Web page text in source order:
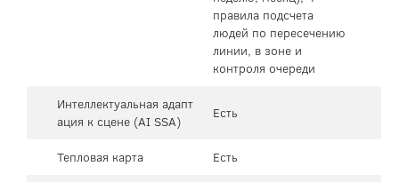
правила подсчета
людей по пересечению
линии, в зоне и
контроля очереди
Интеллектуальная адапт
ация к сцене (AI SSA)
Есть
Тепловая карта Есть